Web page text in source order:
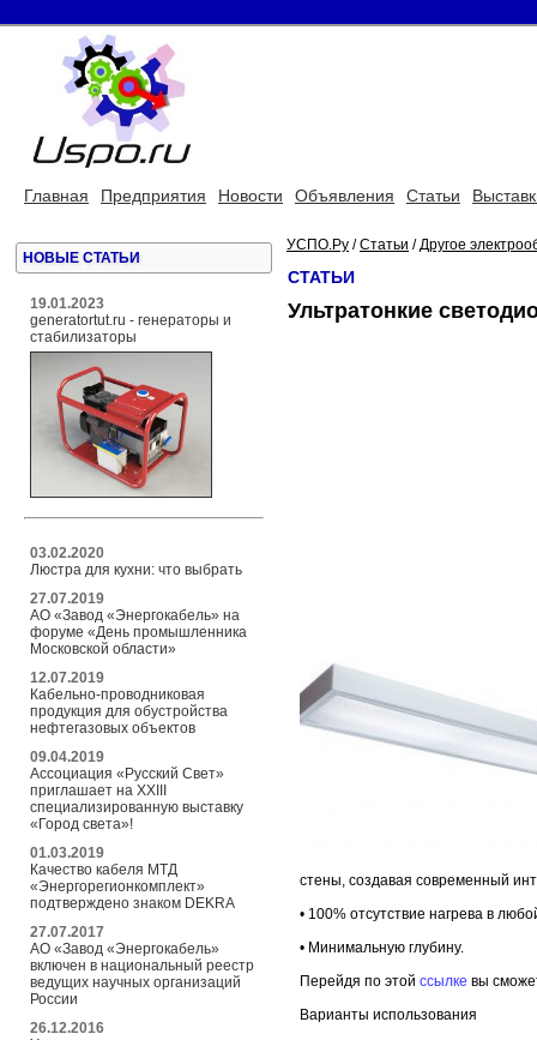
Главная Предприятия Новости Объявления Статьи
НОВЫЕ СТАТЬИ
19.01.2023
generatortut.ru - генераторы и
стабилизаторы
03.02.2020
Люстра для кухни: что выбрать
27.07.2019
АО «Завод «Энергокабель» на
форуме «День промышленника
Московской области»
12.07.2019
Кабельно-проводниковая
продукция для обустройства
нефтегазовых объектов
09.04.2019
Ассоциация «Русский Свет»
приглашает на XXIII
специализированную выставку
«Город света»!
01.03.2019
Качество кабеля МТД
«Энергорегионкомплект»
подтверждено знаком DEKRA
27.07.2017
АО «Завод «Энергокабель»
включен в национальный реестр
ведущих научных организаций
России
26.12.2016
УСПО.Ру /Статьи /Другое
СТАТЬИ
Ультратонкие
стены, создавая современный
• 100% отсутствие нагрева в
• Минимальную глубину.
Перейдя по этой ссылке вы
Варианты использования